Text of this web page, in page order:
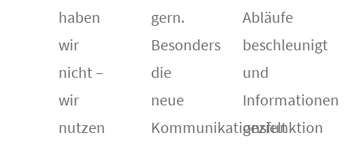
haben
wir
nicht –
wir
nutzen
gern.
Besonders
die
neue
Kommunikationsfunktion
Abläufe
beschleunigt
und
Informationen
gezielt